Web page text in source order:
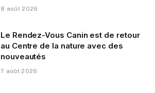
8 août 2026
Le Rendez-Vous Canin est de retour
au Centre de la nature avec des
nouveautés
7 août 2026